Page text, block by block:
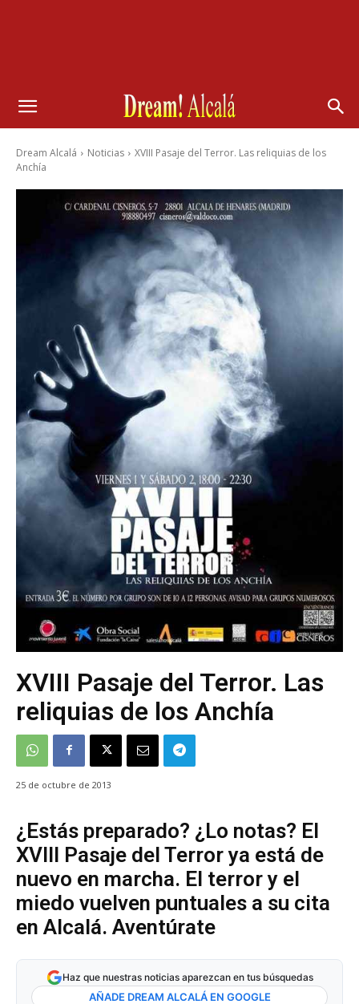
Dream Alcalá Noticias
XVIII Pasaje del Terror. Las reliquias de los
Anchía
XVIII Pasaje del Terror. Las
reliquias de los Anchía
25 de octubre de 2013
¿Estás preparado? ¿Lo notas? El
XVIII Pasaje del Terror ya está de
nuevo en marcha. El terror y el
miedo vuelven puntuales a su cita
en Alcalá. Aventúrate
Haz que nuestras noticias aparezcan en tus búsquedas
AÑADE DREAM ALCALÁ EN GOOGLE